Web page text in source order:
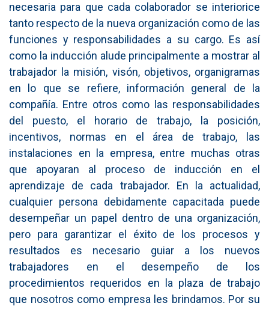
necesaria para que cada colaborador se interiorice
tanto respecto de la nueva organización como de las
funciones y responsabilidades a su cargo. Es así
como la inducción alude principalmente a mostrar al
trabajador la misión, visón, objetivos, organigramas
en lo que se refiere, información general de la
compañía. Entre otros como las responsabilidades
del puesto, el horario de trabajo, la posición,
incentivos, normas en el área de trabajo, las
instalaciones en la empresa, entre muchas otras
que apoyaran al proceso de inducción en el
aprendizaje de cada trabajador. En la actualidad,
cualquier persona debidamente capacitada puede
desempeñar un papel dentro de una organización,
pero para garantizar el éxito de los procesos y
resultados es necesario guiar a los nuevos
trabajadores en el desempeño de los
procedimientos requeridos en la plaza de trabajo
que nosotros como empresa les brindamos. Por su